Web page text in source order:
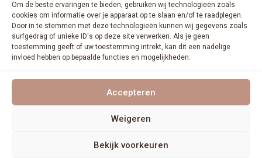
Om de beste ervaringen te bieden, gebruiken wij technologieën zoals
cookies om informatie over je apparaat op te slaan en/of te raadplegen.
Door in te stemmen met deze technologieën kunnen wij gegevens zoals
surfgedrag of unieke ID's op deze site verwerken. Als je geen
toestemming geeft of uw toestemming intrekt, kan dit een nadelige
invloed hebben op bepaalde functies en mogelijkheden.
Accepteren
Weigeren
Bekijk voorkeuren
VOLG ME OP INSTAGRAM